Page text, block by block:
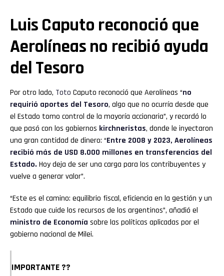
Luis Caputo reconoció que
Aerolíneas no recibió ayuda
del Tesoro
Por otro lado, Toto Caputo reconoció que Aerolíneas “no
requirió aportes del Tesoro, algo que no ocurría desde que
el Estado tomo control de la mayoría accionaria”, y recordó lo
que pasó con los gobiernos kirchneristas, donde le inyectaron
una gran cantidad de dinero: “Entre 2008 y 2023, Aerolíneas
recibió más de USD 8.000 millones en transferencias del
Estado. Hoy deja de ser una carga para los contribuyentes y
vuelve a generar valor”.
“Este es el camino: equilibrio fiscal, eficiencia en la gestión y un
Estado que cuide los recursos de los argentinos”, añadió el
ministro de Economía sobre las políticas aplicadas por el
gobierno nacional de Milei.
IMPORTANTE ??